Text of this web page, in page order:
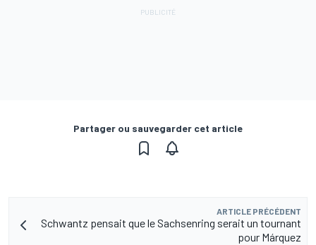
Partager ou sauvegarder cet article
ARTICLE PRÉCÉDENT
Schwantz pensait que le Sachsenring serait un tournant
pour Márquez